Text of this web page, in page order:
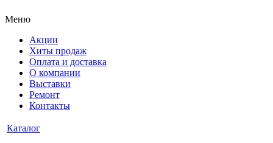
Меню
Акции
Хиты продаж
Оплата и доставка
О компании
Выставки
Ремонт
Контакты
Каталог